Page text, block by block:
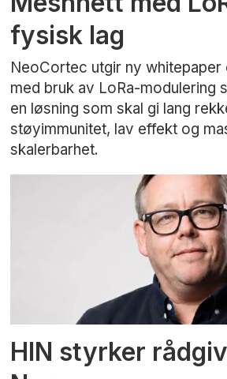
fysisk lag
NeoCortec utgir ny whitepaper
med bruk av LoRa-modulering
en løsning som skal gi lang
støyimmunitet, lav effekt og
skalerbarhet.
HIN styrker